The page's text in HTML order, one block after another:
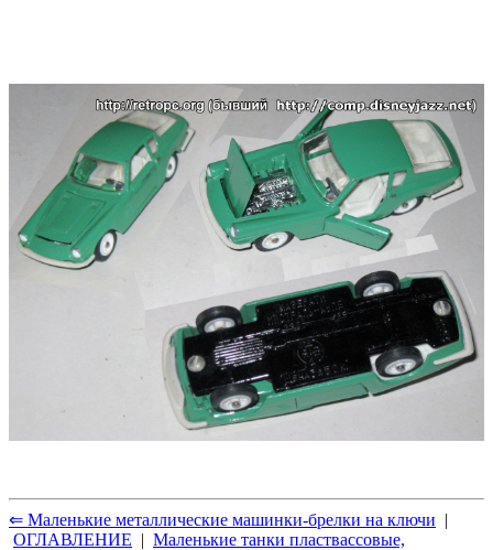
⇐ Маленькие металлические машинки-брелки на ключи |
ОГЛАВЛЕНИЕ | Маленькие танки пластвассовые,